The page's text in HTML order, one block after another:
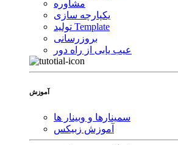
مشاوره
یکپارچه سازی
تولید Template
بروزرسانی
عیب یابی از راه دور
آموزش
سمینارها و وبینار ها
آموزش زبیکس